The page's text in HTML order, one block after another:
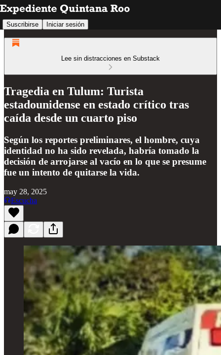
Suscribirse Iniciar sesión
Lee sin distracciones en Substack
Tragedia en Tulum: Turista
estadounidense en estado crítico tras
caída desde un cuarto piso
Según los reportes preliminares, el hombre, cuya
identidad no ha sido revelada, habría tomado la
decisión de arrojarse al vacío en lo que se presume
fue un intento de quitarse la vida.
may 28, 2025
Escucha